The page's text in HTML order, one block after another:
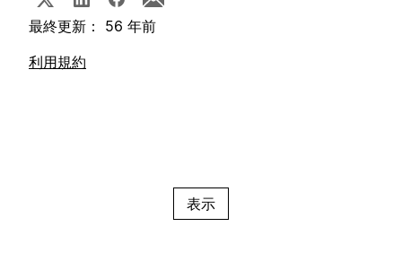
最終更新： 56 年前
利用規約
表示